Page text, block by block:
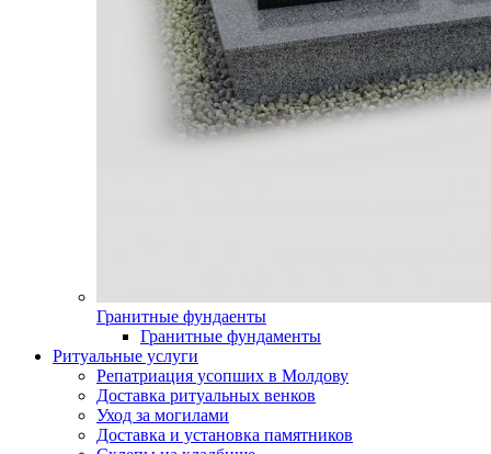
Гранитные фундаенты
Гранитные фундаменты
Ритуальные услуги
Репатриация усопших в Молдову
Доставка ритуальных венков
Уход за могилами
Доставка и установка памятников